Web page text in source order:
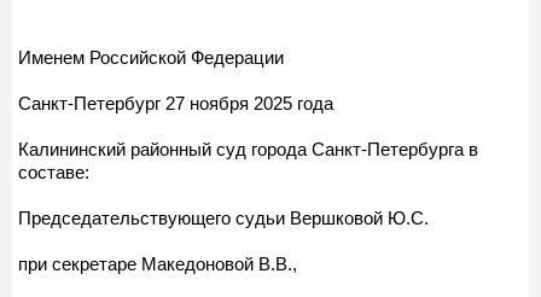
Именем Российской Федерации
Санкт-Петербург 27 ноября 2025 года
Калининский районный суд города Санкт-Петербурга в
составе:
Председательствующего судьи Вершковой Ю.С.
при секретаре Македоновой В.В.,